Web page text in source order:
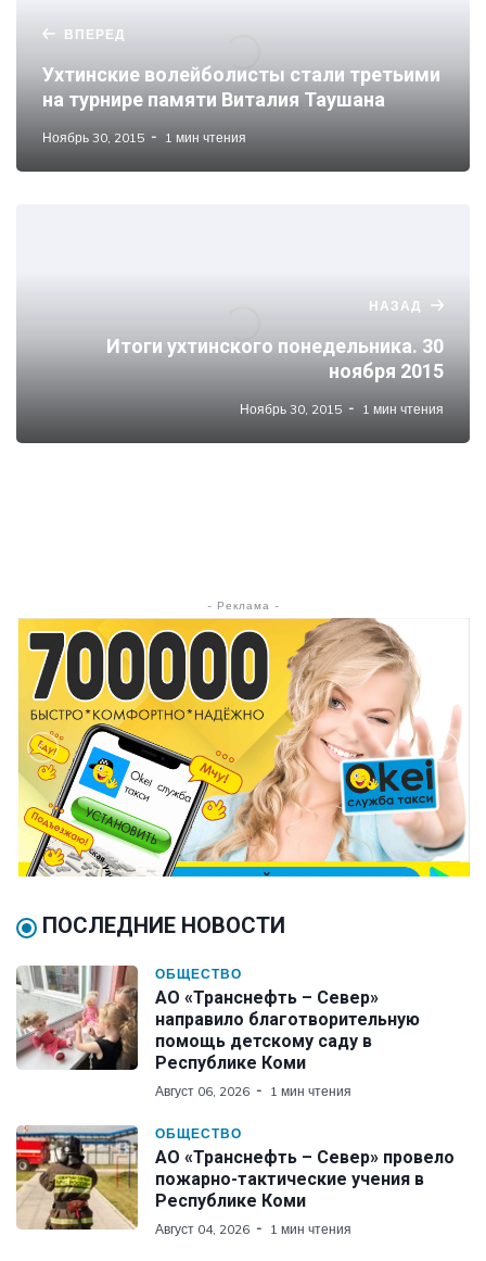
ВПЕРЕД
Ухтинские волейболисты стали третьими
на турнире памяти Виталия Таушана
Ноябрь 30, 2015 1 мин чтения
НАЗАД
Итоги ухтинского понедельника. 30
ноября 2015
Ноябрь 30, 2015 1 мин чтения
- Реклама -
ПОСЛЕДНИЕ НОВОСТИ
ОБЩЕСТВО
АО «Транснефть – Север»
направило благотворительную
помощь детскому саду в
Республике Коми
Август 06, 2026 1 мин чтения
ОБЩЕСТВО
АО «Транснефть – Север» провело
пожарно-тактические учения в
Республике Коми
Август 04, 2026 1 мин чтения